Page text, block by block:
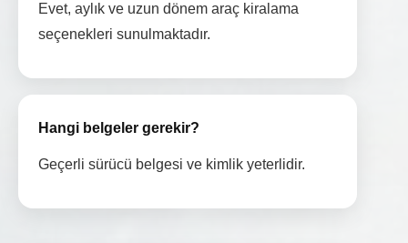
Evet, aylık ve uzun dönem araç kiralama
seçenekleri sunulmaktadır.
Hangi belgeler gerekir?
Geçerli sürücü belgesi ve kimlik yeterlidir.